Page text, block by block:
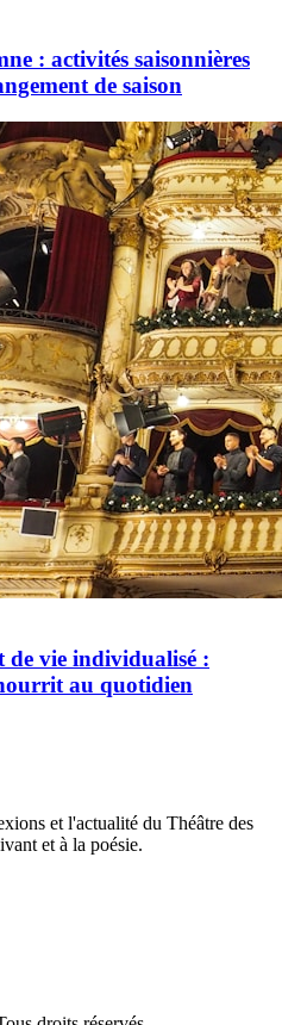
: activités saisonnières
de saison
de vie individualisé :
au quotidien
et l'actualité du Théâtre des
et à la poésie.